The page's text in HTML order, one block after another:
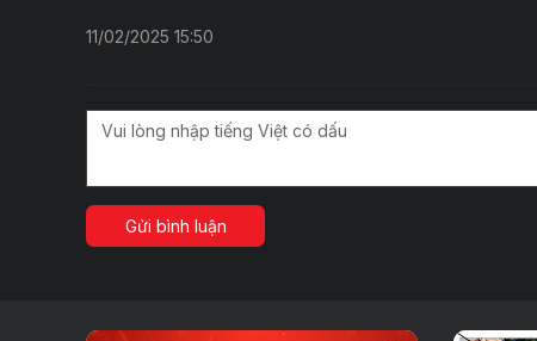
11/02/2025 15:50
Gửi bình luận